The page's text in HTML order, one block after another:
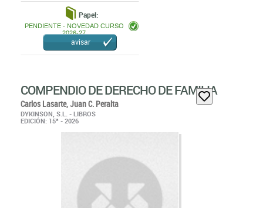
PENDIENTE - NOVEDAD CURSO
2026-27
avisar
COMPENDIO DE DERECHO DE FAMILIA
Carlos Lasarte,Juan C. Peralta
DYKINSON, S.L. - LIBROS
EDICIÓN: 15ª - 2026